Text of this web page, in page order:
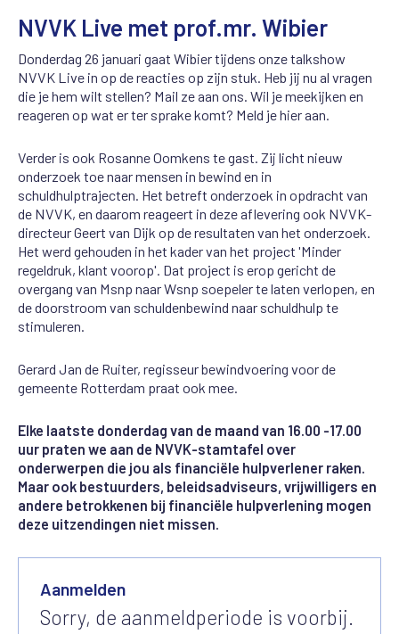
NVVK Live met prof.mr. Wibier
Donderdag 26 januari gaat Wibier tijdens onze talkshow
NVVK Live in op de reacties op zijn stuk. Heb jij nu al vragen
die je hem wilt stellen? Mail ze aan ons. Wil je meekijken en
reageren op wat er ter sprake komt? Meld je hier aan.
Verder is ook Rosanne Oomkens te gast. Zij licht nieuw
onderzoek toe naar mensen in bewind en in
schuldhulptrajecten. Het betreft onderzoek in opdracht van
de NVVK, en daarom reageert in deze aflevering ook NVVK-
directeur Geert van Dijk op de resultaten van het onderzoek.
Het werd gehouden in het kader van het project 'Minder
regeldruk, klant voorop'. Dat project is erop gericht de
overgang van Msnp naar Wsnp soepeler te laten verlopen, en
de doorstroom van schuldenbewind naar schuldhulp te
stimuleren.
Gerard Jan de Ruiter, regisseur bewindvoering voor de
gemeente Rotterdam praat ook mee.
Elke laatste donderdag van de maand van 16.00 -17.00
uur praten we aan de NVVK-stamtafel over
onderwerpen die jou als financiële hulpverlener raken.
Maar ook bestuurders, beleidsadviseurs, vrijwilligers en
andere betrokkenen bij financiële hulpverlening mogen
deze uitzendingen niet missen.
Aanmelden
Sorry, de aanmeldperiode is voorbij.